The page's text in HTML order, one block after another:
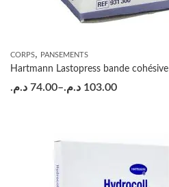
CORPS, PANSEMENTS
Hartmann Lastopress bande cohésive
74.00 د.م. – 103.00 د.م.